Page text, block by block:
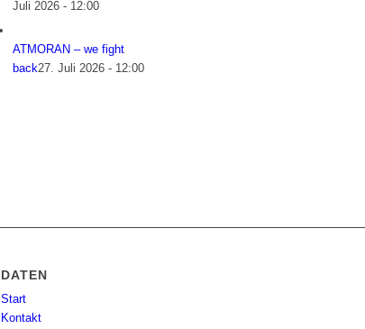
Juli 2026 - 12:00
ATMORAN – we fight
back27. Juli 2026 - 12:00
DATEN
Start
Kontakt